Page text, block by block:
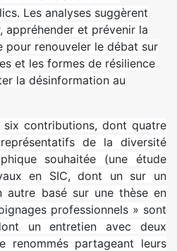
Les analyses suggèrent
appréhender et prévenir la
pour renouveler le débat sur
et les formes de résilience
la désinformation au
six contributions, dont quatre
de la diversité
souhaitée (une étude
en SIC, dont un sur un
autre basé sur une thèse en
professionnels » sont
un entretien avec deux
renommés partageant leurs